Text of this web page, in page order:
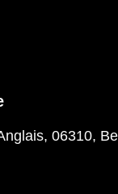
06310,